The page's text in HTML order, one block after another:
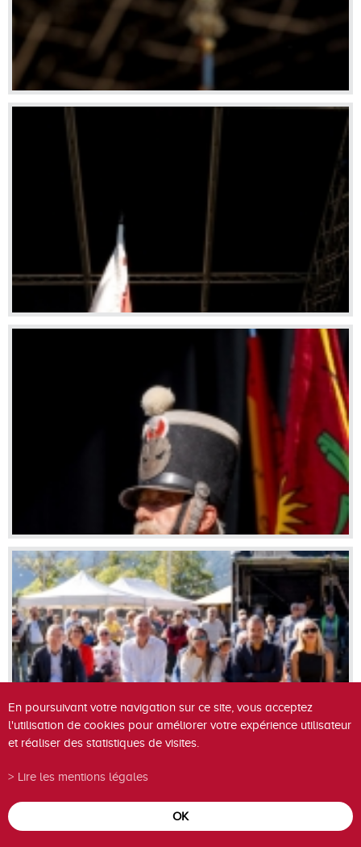
En poursuivant votre navigation sur ce site, vous acceptez
l'utilisation de cookies pour améliorer votre expérience utilisateur
et réaliser des statistiques de visites.
Lire les mentions légales
OK